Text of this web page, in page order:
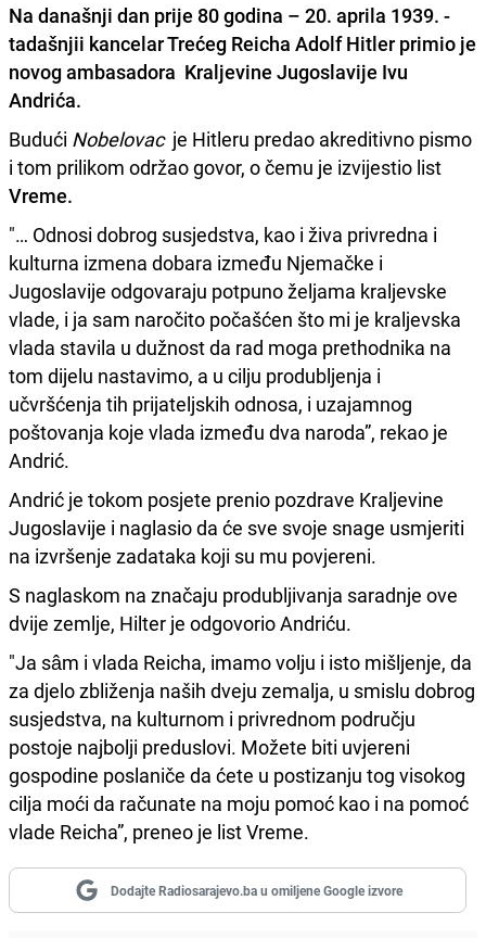
Na današnji dan prije 80 godina – 20. aprila 1939. -
tadašnjii kancelar Trećeg Reicha Adolf Hitler primio je
novog ambasadora Kraljevine Jugoslavije Ivu
Andrića.
Budući Nobelovacje Hitleru predao akreditivno pismo
i tom prilikom održao govor, o čemu je izvijestio list
Vreme.
"… Odnosi dobrog susjedstva, kao i živa privredna i
kulturna izmena dobara između Njemačke i
Jugoslavije odgovaraju potpuno željama kraljevske
vlade, i ja sam naročito počašćen što mi je kraljevska
vlada stavila u dužnost da rad moga prethodnika na
tom dijelu nastavimo, a u cilju produbljenja i
učvršćenja tih prijateljskih odnosa, i uzajamnog
poštovanja koje vlada između dva naroda”, rekao je
Andrić.
Andrić je tokom posjete prenio pozdrave Kraljevine
Jugoslavije i naglasio da će sve svoje snage usmjeriti
na izvršenje zadataka koji su mu povjereni.
S naglaskom na značaju produbljivanja saradnje ove
dvije zemlje, Hilter je odgovorio Andriću.
"Ja sâm i vlada Reicha, imamo volju i isto mišljenje, da
za djelo zbliženja naših dveju zemalja, u smislu dobrog
susjedstva, na kulturnom i privrednom području
postoje najbolji preduslovi. Možete biti uvjereni
gospodine poslaniče da ćete u postizanju tog visokog
cilja moći da računate na moju pomoć kao i na pomoć
vlade Reicha”, preneo je list Vreme.
Dodajte Radiosarajevo.ba u omiljene Google izvore